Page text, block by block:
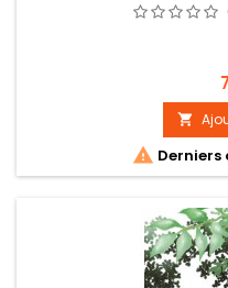

 Derniers